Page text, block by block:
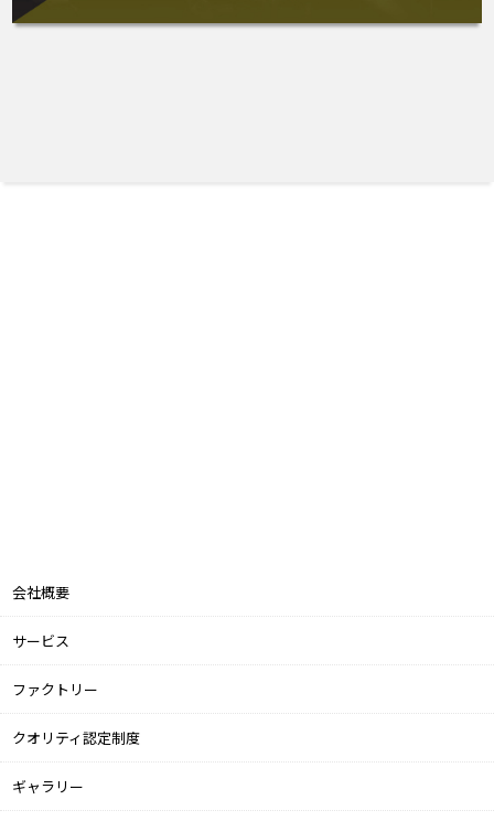
会社概要
サービス
ファクトリー
クオリティ認定制度
ギャラリー